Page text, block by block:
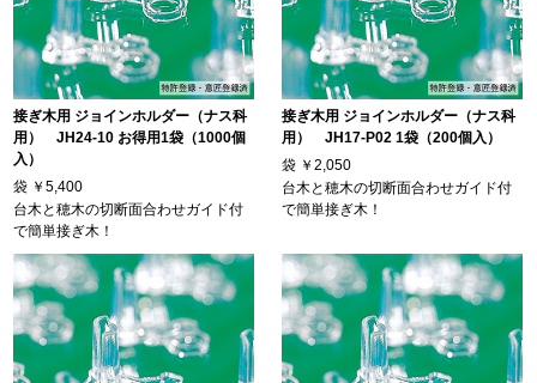
接ぎ木用 ジョインホルダー（ナス科
用） JH24-10 お得用1袋（1000個
入）
袋 ￥5,400
台木と穂木の切断面合わせガイド付
で簡単接ぎ木！
接ぎ木用 ジョインホルダー（ナス科
用） JH17-P02 1袋（200個入）
袋 ￥2,050
台木と穂木の切断面合わせガイド付
で簡単接ぎ木！